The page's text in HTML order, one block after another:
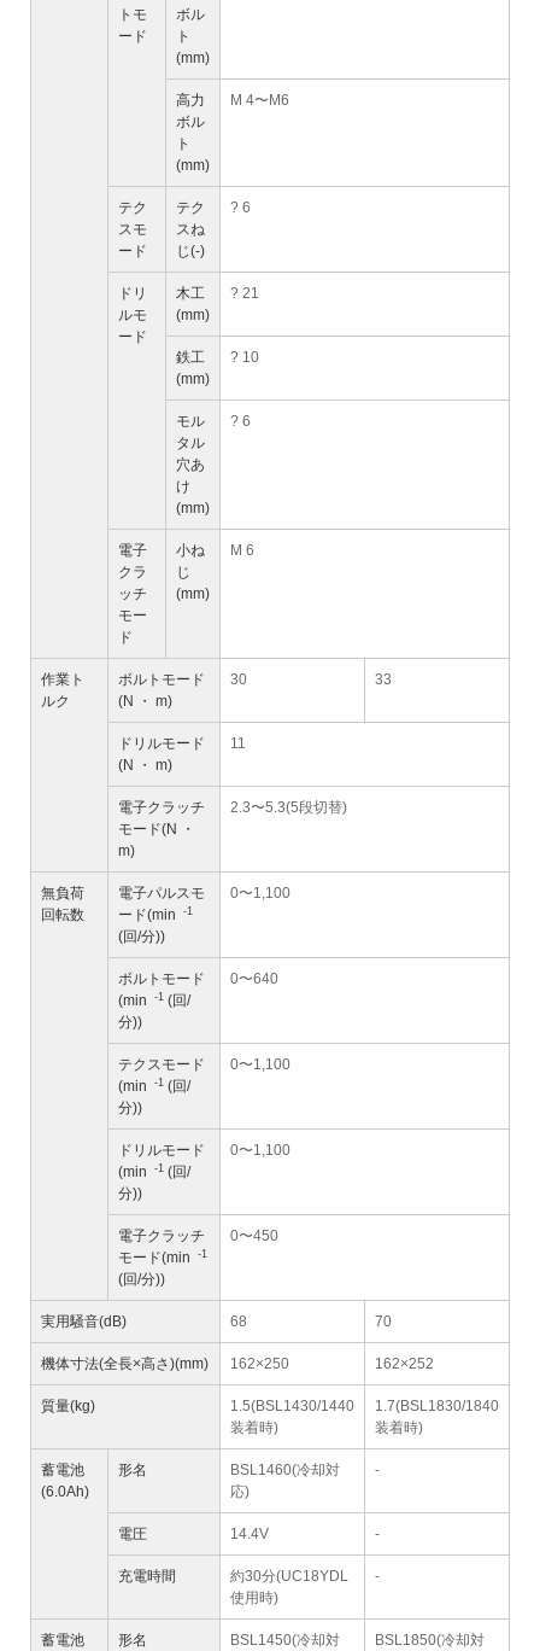
トモ
ード
ボル
ト
(mm)
高力
ボル
ト
(mm)
M 4〜M6
テク
スモ
ード
テク
スね
じ(-)
? 6
ドリ
ルモ
ード
木工
(mm)
? 21
鉄工
(mm)
? 10
モル
タル
穴あ
け
(mm)
? 6
電子
クラ
ッチ
モー
ド
小ね
じ
(mm)
M 6
作業ト
ルク
ボルトモード
(N ・ m)
30 33
ドリルモード
(N ・ m)
11
電子クラッチ
モード(N ・
m)
2.3〜5.3(5段切替)
無負荷
回転数
電子パルスモ
ード(min
-1
(回/分))
0〜1,100
ボルトモード
(min
-1 (回/
分))
0〜640
テクスモード
(min
-1 (回/
分))
0〜1,100
ドリルモード
(min
-1 (回/
分))
0〜1,100
電子クラッチ
モード(min
-1
(回/分))
0〜450
実用騒音(dB) 68 70
機体寸法(全長×高さ)(mm) 162×250 162×252
質量(kg)
1.5(BSL1430/1440
装着時)
1.7(BSL1830/1840
装着時)
蓄電池
(6.0Ah)
形名
BSL1460(冷却対
応)
-
電圧 14.4V -
充電時間
約30分(UC18YDL
使用時)
-
蓄電池
形名
BSL1450(冷却対
BSL1850(冷却対